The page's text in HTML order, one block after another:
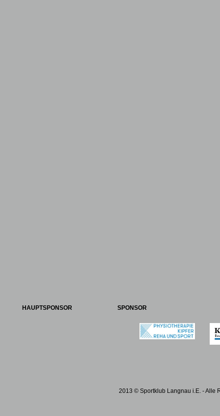
HAUPTSPONSOR SPONSOR
2013 © Sportklub Langnau i.E. - Alle